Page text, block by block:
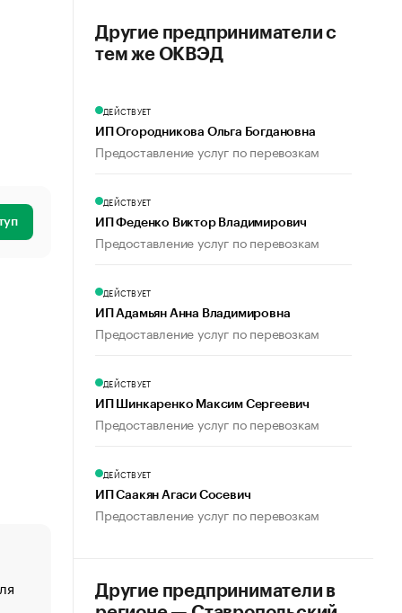
«От спорта тело стареет иначе». Как живет глава
создавшей GTA
Другие предприниматели с
тем же ОКВЭД
ДЕЙСТВУЕТ
ИП Огородникова Ольга Богдановна
Предоставление услуг по перевозкам
ДЕЙСТВУЕТ
ИП Феденко Виктор Владимирович
Предоставление услуг по перевозкам
ДЕЙСТВУЕТ
ИП Адамьян Анна Владимировна
Предоставление услуг по перевозкам
ДЕЙСТВУЕТ
ИП Шинкаренко Максим Сергеевич
Предоставление услуг по перевозкам
ДЕЙСТВУЕТ
ИП Саакян Агаси Сосевич
Предоставление услуг по перевозкам
Другие предприниматели в